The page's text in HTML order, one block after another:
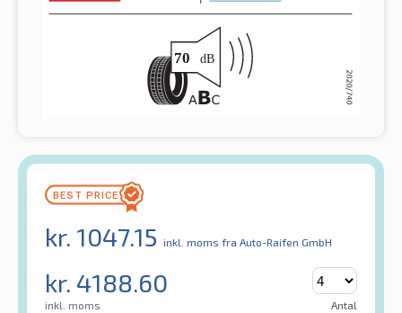
kr. 1047.15 inkl. moms fra Auto-Raifen GmbH
kr. 4188.60
inkl. moms Antal